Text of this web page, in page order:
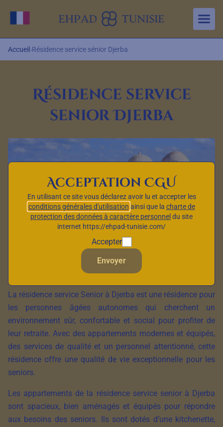
Aller au contenu principal
Changer de langue
Accueil ›Résidence service sénior Djerba
Résidence service
senior Djerba
La résidence service Senior à Djerba est une résidence pour
les personnes âgées autonomes qui cherchent un
environnement sûr, confortable et social pour profiter de
leur retraite. Avec des appartements modernes et équipés,
des services de qualité et un personnel attentionné, cette
résidence offre une qualité de vie exceptionnelle pour les
seniors.
Les appartements de la résidence service senior à Djerba
sont spacieux, bien aménagés et équipés pour répondre
aux besoins des seniors. Ils sont dotés d’une kitchenette,
Acceptation CGU
En utilisant ce site vous déclarez avoir lu et accepter les
conditions générales d'utilisation ainsi que la charte de
protection des données à caractère personneldu site
internet https://ehpad-tunisie.com/
Accepter
Envoyer